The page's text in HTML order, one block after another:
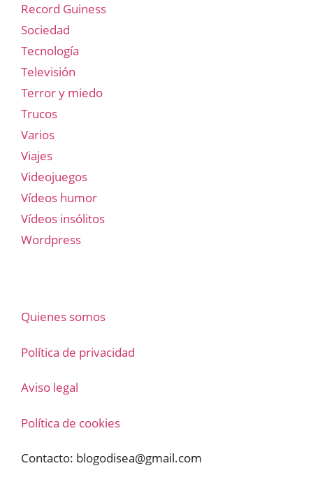
Record Guiness
Sociedad
Tecnología
Televisión
Terror y miedo
Trucos
Varios
Viajes
Videojuegos
Vídeos humor
Vídeos insólitos
Wordpress
Quienes somos
Política de privacidad
Aviso legal
Política de cookies
Contacto: blogodisea@gmail.com